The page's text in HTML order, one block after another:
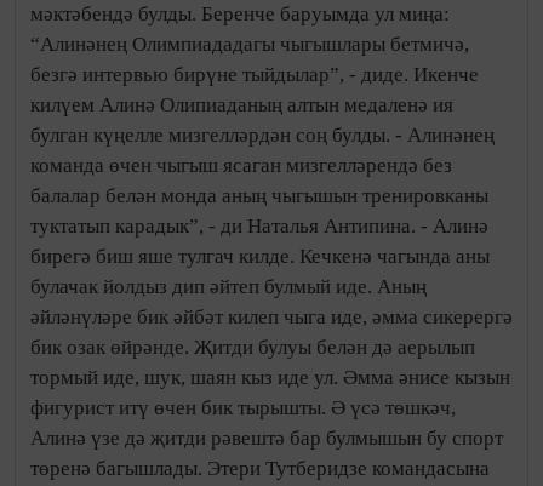
мәктәбендә булды. Беренче баруымда ул миңа:
“Алинәнең Олимпиададагы чыгышлары бетмичә,
безгә интервью бирүне тыйдылар”, - диде. Икенче
килүем Алинә Олипиаданың алтын медаленә ия
булган күңелле мизгелләрдән соң булды. - Алинәнең
команда өчен чыгыш ясаган мизгелләрендә без
балалар белән монда аның чыгышын тренировканы
туктатып карадык”, - ди Наталья Антипина. - Алинә
бирегә биш яше тулгач килде. Кечкенә чагында аны
булачак йолдыз дип әйтеп булмый иде. Аның
әйләнүләре бик әйбәт килеп чыга иде, әмма сикерергә
бик озак өйрәнде. Җитди булуы белән дә аерылып
тормый иде, шук, шаян кыз иде ул. Әмма әнисе кызын
фигурист итү өчен бик тырышты. Ә үсә төшкәч,
Алинә үзе дә җитди рәвештә бар булмышын бу спорт
төренә багышлады. Этери Тутберидзе командасына